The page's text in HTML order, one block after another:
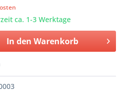
ca. 1-3 Werktage
In den Warenkorb